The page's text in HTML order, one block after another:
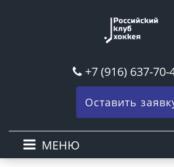
+7 (916) 637-70-
Оставить
МЕНЮ